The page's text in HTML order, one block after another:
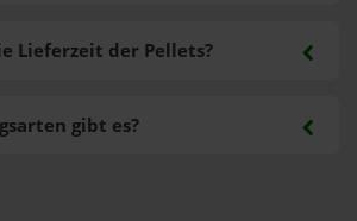
gibt es?
Lieferzeit der Pellets?